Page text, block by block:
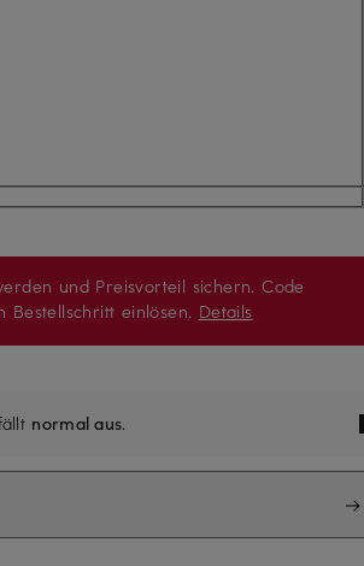
und Preisvorteil sichern. Code
Bestellschritt einlösen. Details
normal aus.